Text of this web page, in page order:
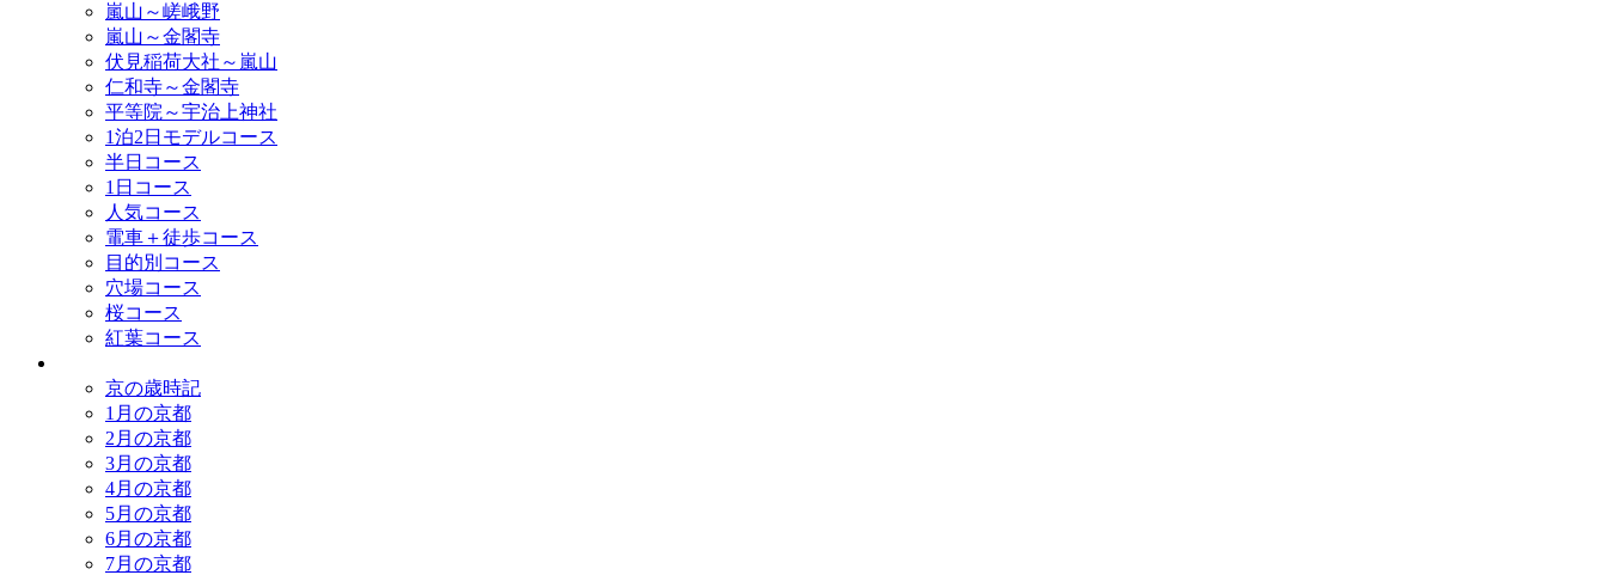
嵐山～嵯峨野
嵐山～金閣寺
伏見稲荷大社～嵐山
仁和寺～金閣寺
平等院～宇治上神社
1泊2日モデルコース
半日コース
1日コース
人気コース
電車＋徒歩コース
目的別コース
穴場コース
桜コース
紅葉コース
京の歳時記
1月の京都
2月の京都
3月の京都
4月の京都
5月の京都
6月の京都
7月の京都